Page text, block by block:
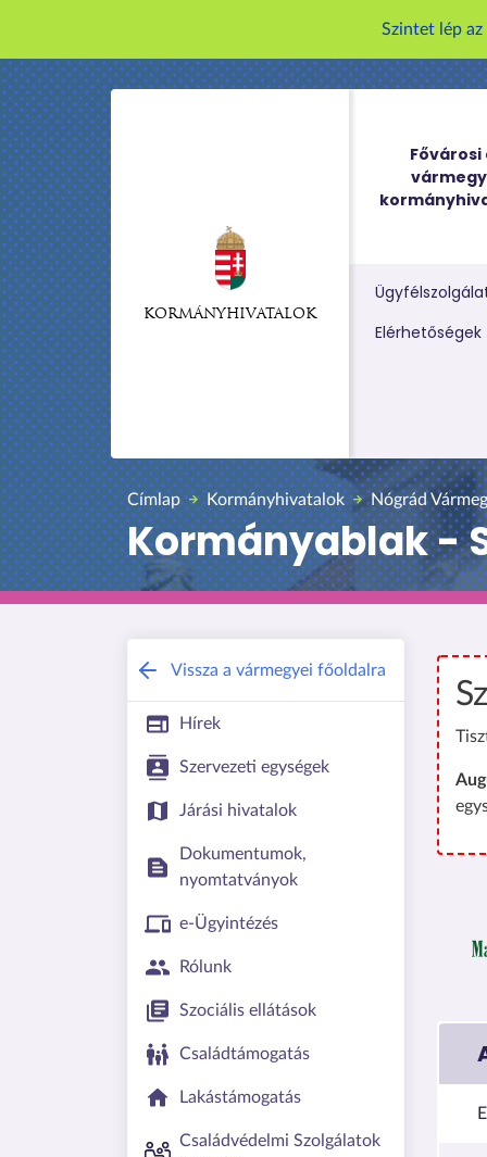
Szintet lép
KORMÁNYHIVATALOK
Fővárosi
Kereső
Elérhetőségek
Címlap Kormányhivatalok Nógrád
Kormányablak -
Vissza a vármegyei főoldalra
Hírek
Szervezeti egységek
Járási hivatalok
Dokumentumok,
nyomtatványok
e-Ügyintézés
Rólunk
Szociális ellátások
Családtámogatás
Lakástámogatás
Családvédelmi Szolgálatok